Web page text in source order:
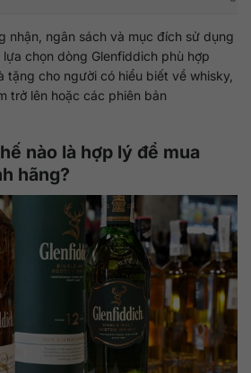
nhận, ngân sách và mục đích sử dụng
chọn dòng Glenfiddich phù hợp
tặng cho người có hiểu biết về whisky,
trở lên hoặc các phiên bản
nào là hợp lý để mua
hãng?